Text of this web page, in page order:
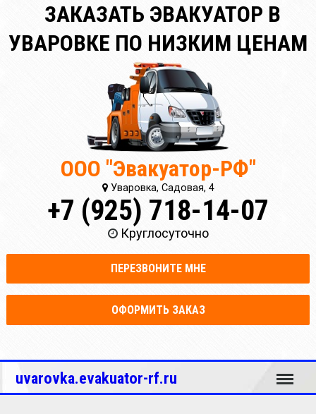
ЗАКАЗАТЬ ЭВАКУАТОР В
УВАРОВКЕ ПО НИЗКИМ ЦЕНАМ
ООО "Эвакуатор-РФ"
Уваровка, Садовая, 4
+7 (925) 718-14-07
Круглосуточно
ПЕРЕЗВОНИТЕ МНЕ
ОФОРМИТЬ ЗАКАЗ
uvarovka.evakuator-rf.ru Меню